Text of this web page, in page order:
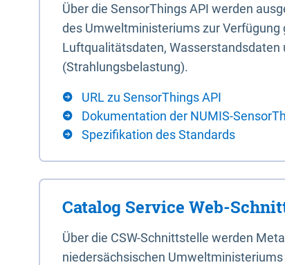
Über die SensorThings API werden
des Umweltministeriums zur Verfügung
Luftqualitätsdaten, Wasserstandsdaten
(Strahlungsbelastung).
URL zu SensorThings API
Dokumentation der NUMIS-
Spezifikation des Standards
Catalog Service Web-
Über die CSW-Schnittstelle werden
niedersächsischen